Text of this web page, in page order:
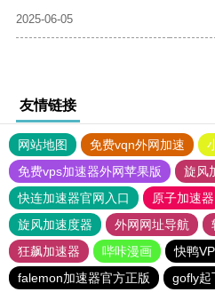
2025-06-05
友情链接
网站地图 免费vqn外网加速
免费vps加速器外网苹果版
旋风
快连加速器官网入口
原子加速器
旋风加速度器
外网网址导航
狂飙加速器
哔咔漫画 快鸭
falemon加速器官方正版
gofly起